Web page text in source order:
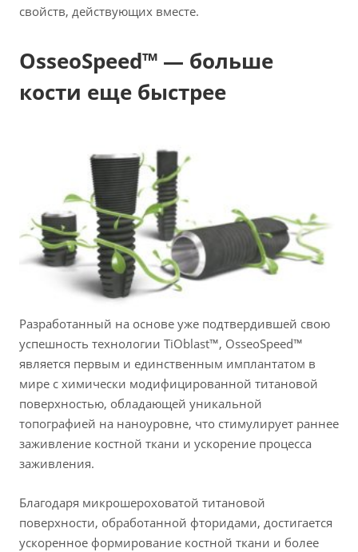
свойств, действующих вместе.
OsseoSpeed™ — больше
кости еще быстрее
Разработанный на основе уже подтвердившей свою
успешность технологии TiOblast™, OsseoSpeed™
является первым и единственным имплантатом в
мире с химически модифицированной титановой
поверхностью, обладающей уникальной
топографией на наноуровне, что стимулирует раннее
заживление костной ткани и ускорение процесса
заживления.
Благодаря микрошероховатой титановой
поверхности, обработанной фторидами, достигается
ускоренное формирование костной ткани и более